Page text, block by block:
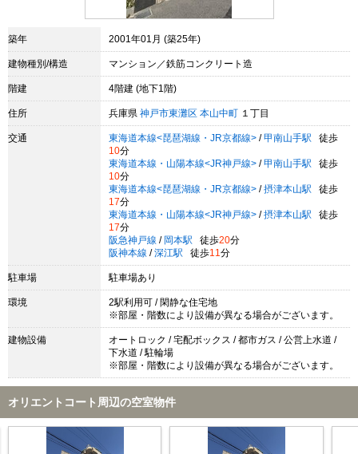
築年 2001年01月 (築25年)
建物種別/構造 マンション／鉄筋コンクリート造
階建 4階建 (地下1階)
住所 兵庫県 神戸市東灘区 本山中町 １丁目
交通 東海道本線<琵琶湖線・JR京都線> / 甲南山手駅
徒歩
10分
東海道本線・山陽本線<JR神戸線> / 甲南山手駅
徒歩
10分
東海道本線<琵琶湖線・JR京都線> / 摂津本山駅
徒歩
17分
東海道本線・山陽本線<JR神戸線> / 摂津本山駅
徒歩
17分
阪急神戸線 / 岡本駅 徒歩20分
阪神本線 / 深江駅 徒歩11 分
駐車場 駐車場あり
環境
2駅利用可 / 閑静な住宅地
※部屋・階数により設備が異なる場合がございます。
建物設備
オートロック / 宅配ボックス / 都市ガス / 公営上水道 /
下水道 / 駐輪場
※部屋・階数により設備が異なる場合がございます。
オリエントコート周辺の空室物件